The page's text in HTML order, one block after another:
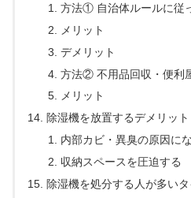
方法① 自治体ルールに従
メリット
デメリット
方法② 不用品回収・便利
メリット
除湿機を放置するデメリット
内部カビ・異臭の原因に
収納スペースを圧迫する
除湿機を処分する人が多い